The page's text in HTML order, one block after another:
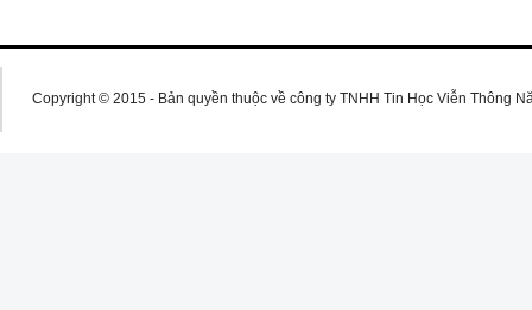
Copyright © 2015 - Bản quyền thuộc về công ty TNHH Tin Học Viễn Thông